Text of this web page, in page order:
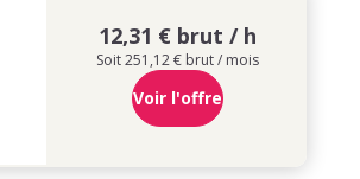
12,31 € brut / h
Soit 251,12 € brut / mois
Voir l'offre